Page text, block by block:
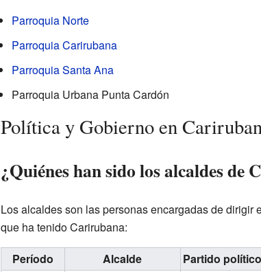
Parroquia Norte
Parroquia Carirubana
Parroquia Santa Ana
Parroquia Urbana Punta Cardón
Política y Gobierno en
¿Quiénes han sido los alcaldes de
Los alcaldes son las personas encargadas de
que ha tenido Carirubana:
Período
Alcalde Partido político